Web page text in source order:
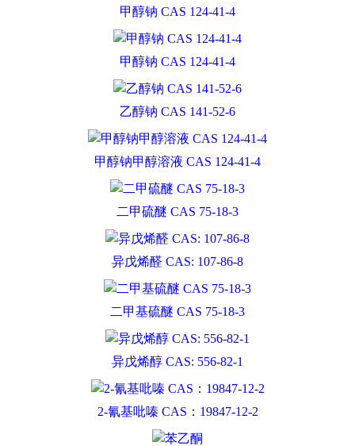
甲醇钠 CAS 124-41-4
甲醇钠 CAS 124-41-4
乙醇钠 CAS 141-52-6
甲醇钠甲醇溶液 CAS 124-41-4
二甲硫醚 CAS 75-18-3
异戊烯醛 CAS: 107-86-8
二甲基硫醚 CAS 75-18-3
异戊烯醇 CAS: 556-82-1
2-氰基吡嗪 CAS：19847-12-2